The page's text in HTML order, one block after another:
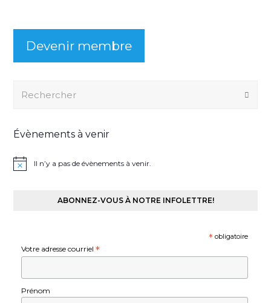
Devenir membre
Évènements à venir
Il n’y a pas de évènements à venir.
ABONNEZ-VOUS À NOTRE INFOLETTRE!
*obligatoire
Votre adresse courriel *
Prénom